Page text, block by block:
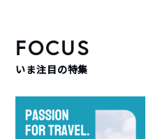
FOCUS
いま注目の特集